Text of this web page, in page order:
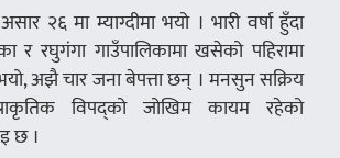
२६ मा म्याग्दीमा भयो । भारी वर्षा हुँदा
र रघुगंगा गाउँपालिकामा खसेको पहिरामा
अझै चार जना बेपत्ता छन् । मनसुन सक्रिय
विपद्को जोखिम कायम रहेको
छ ।